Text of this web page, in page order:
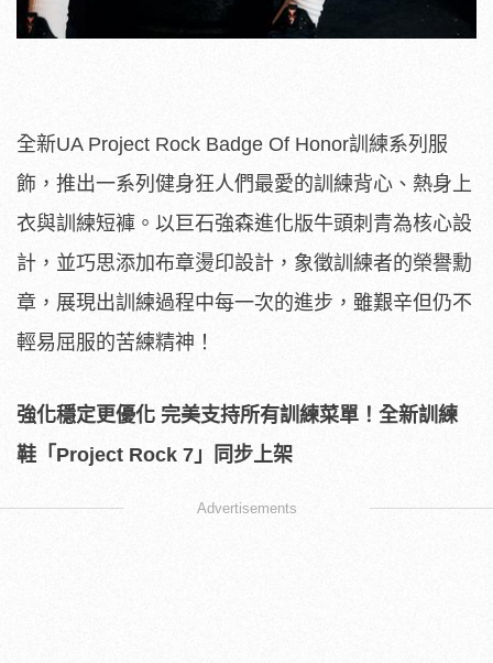
全新UA Project Rock Badge Of Honor訓練系列服
飾，推出一系列健身狂人們最愛的訓練背心、熱身上
衣與訓練短褲。以巨石強森進化版牛頭刺青為核心設
計，並巧思添加布章燙印設計，象徵訓練者的榮譽勳
章，展現出訓練過程中每一次的進步，雖艱辛但仍不
輕易屈服的苦練精神！
強化穩定更優化 完美支持所有訓練菜單！全新訓練
鞋「 Project Rock 7 」同步上架
Advertisements